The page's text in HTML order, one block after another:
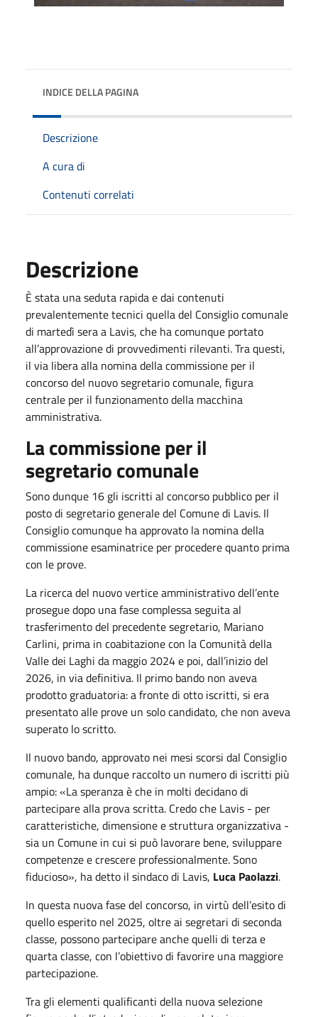
INDICE DELLA PAGINA
Descrizione
A cura di
Contenuti correlati
Descrizione
È stata una seduta rapida e dai contenuti
prevalentemente tecnici quella del Consiglio comunale
di martedì sera a Lavis, che ha comunque portato
all’approvazione di provvedimenti rilevanti. Tra questi,
il via libera alla nomina della commissione per il
concorso del nuovo segretario comunale, figura
centrale per il funzionamento della macchina
amministrativa.
La commissione per il
segretario comunale
Sono dunque 16 gli iscritti al concorso pubblico per il
posto di segretario generale del Comune di Lavis. Il
Consiglio comunque ha approvato la nomina della
commissione esaminatrice per procedere quanto prima
con le prove.
La ricerca del nuovo vertice amministrativo dell’ente
prosegue dopo una fase complessa seguita al
trasferimento del precedente segretario, Mariano
Carlini, prima in coabitazione con la Comunità della
Valle dei Laghi da maggio 2024 e poi, dall’inizio del
2026, in via definitiva. Il primo bando non aveva
prodotto graduatoria: a fronte di otto iscritti, si era
presentato alle prove un solo candidato, che non aveva
superato lo scritto.
Il nuovo bando, approvato nei mesi scorsi dal Consiglio
comunale, ha dunque raccolto un numero di iscritti più
ampio: «La speranza è che in molti decidano di
partecipare alla prova scritta. Credo che Lavis - per
caratteristiche, dimensione e struttura organizzativa -
sia un Comune in cui si può lavorare bene, sviluppare
competenze e crescere professionalmente. Sono
fiducioso», ha detto il sindaco di Lavis, Luca Paolazzi.
In questa nuova fase del concorso, in virtù dell’esito di
quello esperito nel 2025, oltre ai segretari di seconda
classe, possono partecipare anche quelli di terza e
quarta classe, con l’obiettivo di favorire una maggiore
partecipazione.
Tra gli elementi qualificanti della nuova selezione